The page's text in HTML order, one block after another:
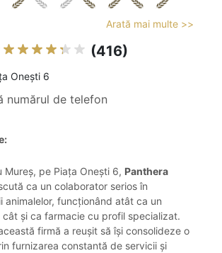
Arată mai multe >>
(416)
Oneşti 6
numărul de telefon
Mureș, pe Piața Onești 6, Panthera
ca un colaborator serios în
animalelor, funcționând atât ca un
și ca farmacie cu profil specializat.
firmă a reușit să își consolideze o
furnizarea constantă de servicii și